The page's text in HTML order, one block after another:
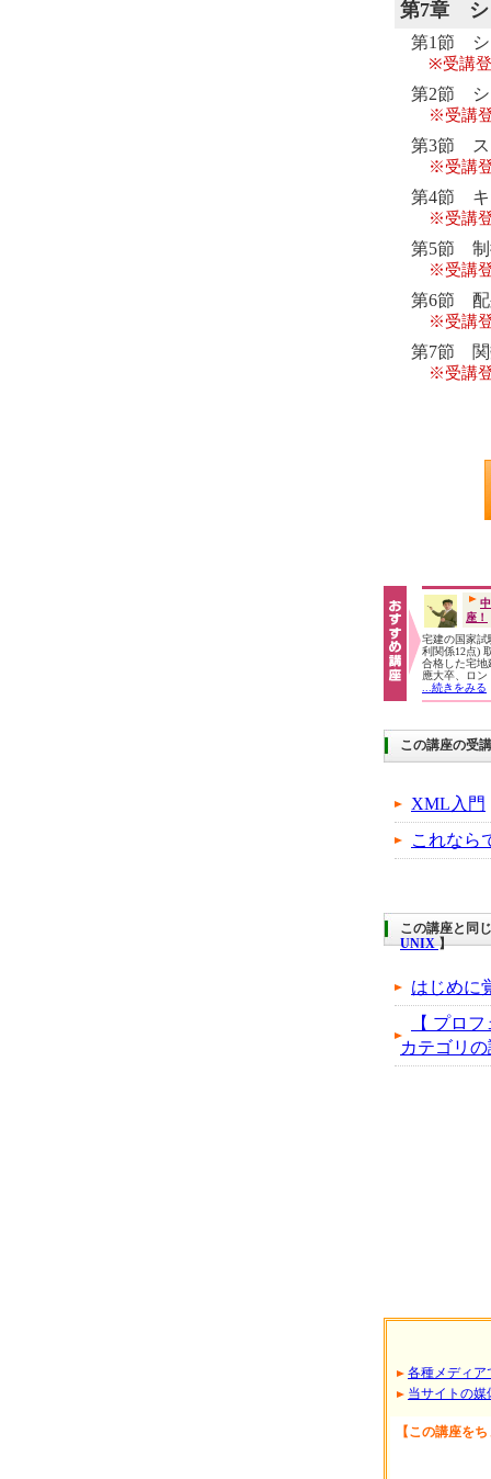
第7章
第1節 シ
※受講
第2節 シ
※受講
第3節 ス
※受講
第4節 キ
※受講
第5節 制
※受講
第6節
※受講
第7節
※受講
座！
宅建の国家試
利関係12点)
合格した宅地
應大卒、ロ
...続きをみる
この講座の受
XML入門
これなら
この講座と同
UNIX】
はじめに
【 プロ
カテゴリ
各種メディア
当サイトの媒
【この講座を